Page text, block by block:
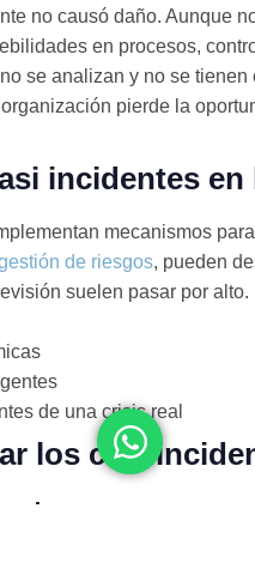
no causó daño. Aunque
en procesos,
se analizan y no se tienen
pierde la
incidentes
mecanismos
de riesgos, pueden
suelen pasar por alto.
de una crisis real
los casi
de reporte